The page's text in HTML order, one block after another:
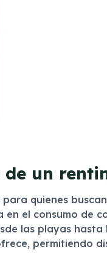
de un
quienes
en el consumo de
las playas
permitiendo